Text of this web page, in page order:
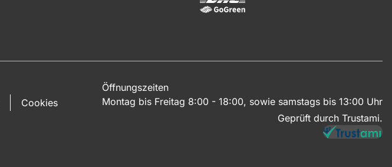
Cookies
Öffnungszeiten
Montag bis Freitag 8:00 - 18:00, sowie samstags bis 13:00 Uhr
Geprüft durch Trustami.